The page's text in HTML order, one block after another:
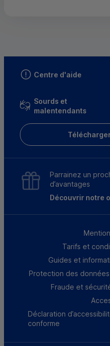
Centre d'aide
Sourds et
malentendants
Parrainez un
d’avantages
Découvrir notre
Tarifs et
Guides et
Protection des données
Fraude et
Déclaration
conforme